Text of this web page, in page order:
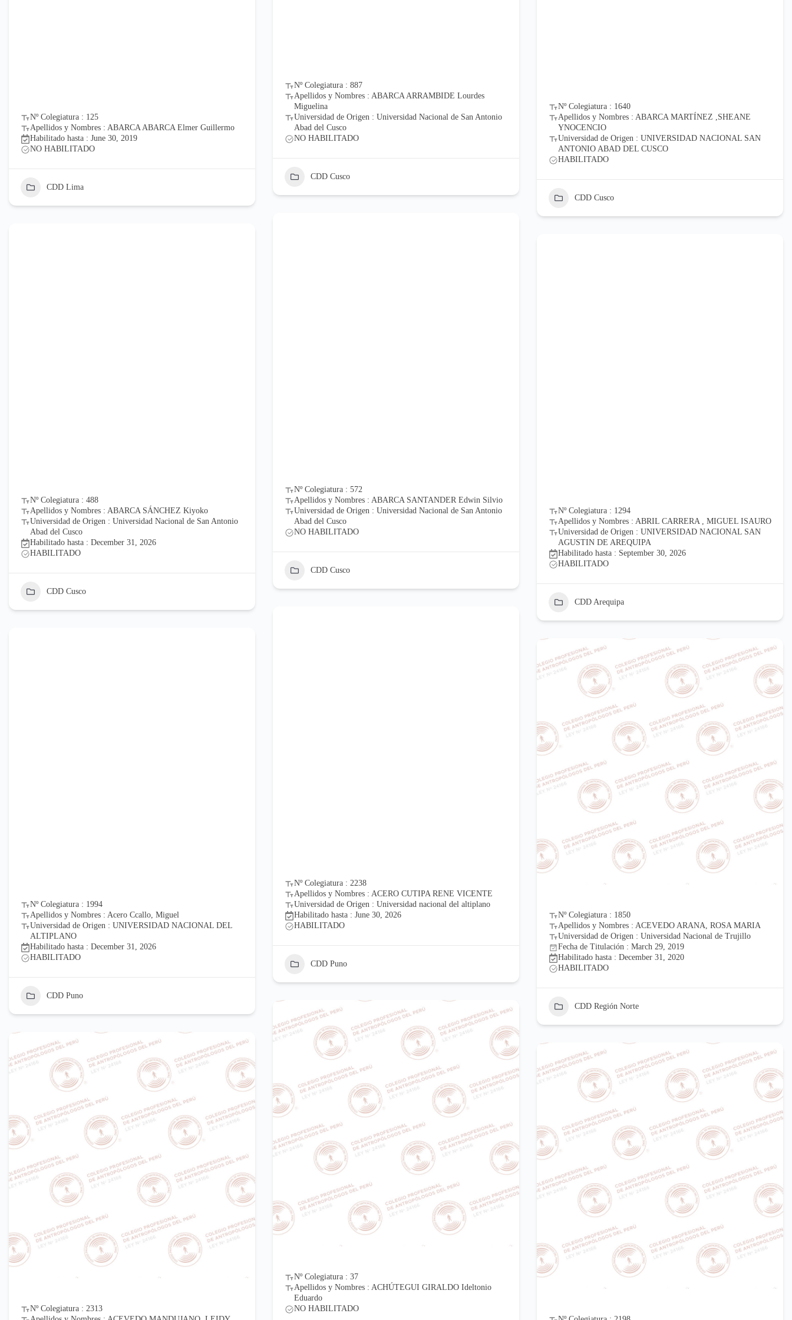
Nº Colegiatura : 125
Apellidos y Nombres : ABARCA ABARCA Elmer Guillermo
Habilitado hasta : June 30, 2019
NO HABILITADO
CDD Lima
Nº Colegiatura : 887
Apellidos y Nombres : ABARCA ARRAMBIDE Lourdes
Miguelina
Universidad de Origen : Universidad Nacional de San Antonio
Abad del Cusco
NO HABILITADO
CDD Cusco
Nº Colegiatura : 1640
Apellidos y Nombres : ABARCA MARTÍNEZ ,SHEANE
YNOCENCIO
Universidad de Origen : UNIVERSIDAD NACIONAL SAN
ANTONIO ABAD DEL CUSCO
HABILITADO
CDD Cusco
Nº Colegiatura : 488
Apellidos y Nombres : ABARCA SÁNCHEZ Kiyoko
Universidad de Origen : Universidad Nacional de San Antonio
Abad del Cusco
Habilitado hasta : December 31, 2026
HABILITADO
CDD Cusco
Nº Colegiatura : 572
Apellidos y Nombres : ABARCA SANTANDER Edwin Silvio
Universidad de Origen : Universidad Nacional de San Antonio
Abad del Cusco
NO HABILITADO
CDD Cusco
Nº Colegiatura : 1294
Apellidos y Nombres : ABRIL CARRERA , MIGUEL ISAURO
Universidad de Origen : UNIVERSIDAD NACIONAL SAN
AGUSTIN DE AREQUIPA
Habilitado hasta : September 30, 2026
HABILITADO
CDD Arequipa
Nº Colegiatura : 1994
Apellidos y Nombres : Acero Ccallo, Miguel
Universidad de Origen : UNIVERSIDAD NACIONAL DEL
ALTIPLANO
Habilitado hasta : December 31, 2026
HABILITADO
CDD Puno
Nº Colegiatura : 2238
Apellidos y Nombres : ACERO CUTIPA RENE VICENTE
Universidad de Origen : Universidad nacional del altiplano
Habilitado hasta : June 30, 2026
HABILITADO
CDD Puno
Nº Colegiatura : 1850
Apellidos y Nombres : ACEVEDO ARANA, ROSA MARIA
Universidad de Origen : Universidad Nacional de Trujillo
Fecha de Titulación : March 29, 2019
Habilitado hasta : December 31, 2020
HABILITADO
CDD Región Norte
Nº Colegiatura : 2313
Nº Colegiatura : 37
Apellidos y Nombres : ACHÚTEGUI GIRALDO Ideltonio
Eduardo
NO HABILITADO